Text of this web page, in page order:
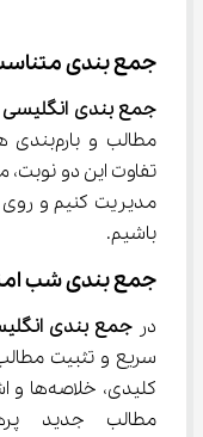
جمع ‌بندی متناسب با نوبت اول و دوم
جمع بندی انگلیسی
مطالب و
باشیم.
جمع ‌بندی شب امتحان
در جمع بندی
سریع و تثبیت